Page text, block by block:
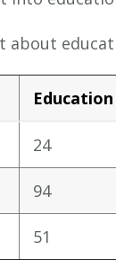
about
Education
24
94
51